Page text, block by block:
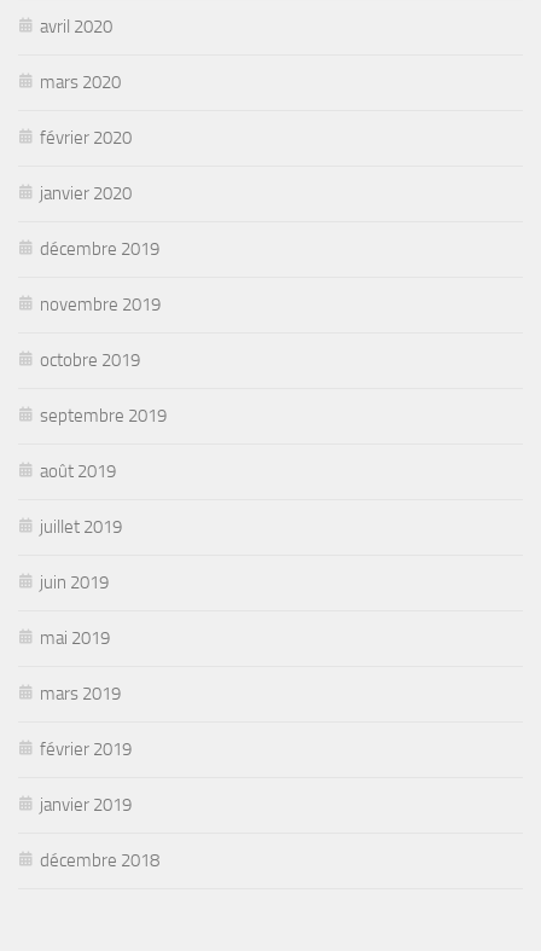
avril 2020
mars 2020
février 2020
janvier 2020
décembre 2019
novembre 2019
octobre 2019
septembre 2019
août 2019
juillet 2019
juin 2019
mai 2019
mars 2019
février 2019
janvier 2019
décembre 2018